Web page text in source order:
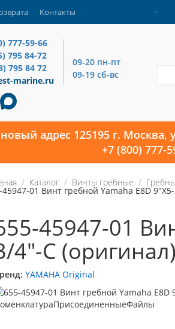
Контакты
777-59-66
795 84-72
795 84 72
marine.ru
09-20 пн-пт
09-19 сб-вс
адрес 125195 г. Москва,
+7 (800) 777-
Каталог Винты гребные
45947-01 Винт гребной Yamaha E8D
45947-01
4"-C (оригинал)
YAMAHA Original